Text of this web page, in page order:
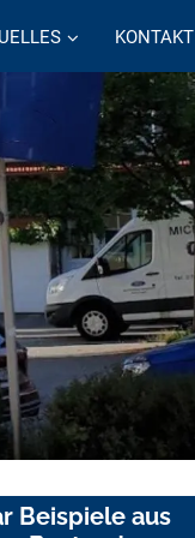
KONTAKT
Beispiele aus